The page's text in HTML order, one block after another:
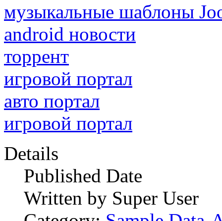
музыкальные шаблоны
android новости
торрент
игровой портал
авто портал
игровой портал
Details
Published Date
Written by Super User